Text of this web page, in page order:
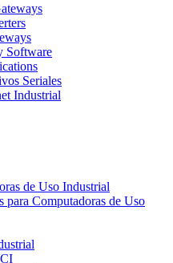
Software
Seriales
Industrial
de Uso Industrial
para Computadoras de Uso